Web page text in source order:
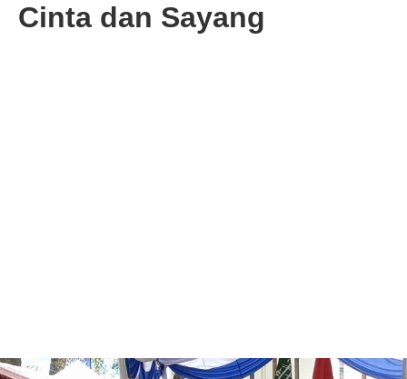
Cinta dan Sayang